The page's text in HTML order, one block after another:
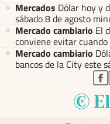
Mercados Dólar hoy y
sábado 8 de agosto
Mercado cambiario El
conviene evitar
Mercado cambiario
bancos de la City este